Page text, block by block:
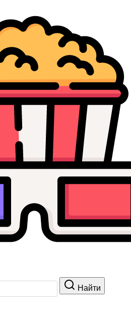
Найти